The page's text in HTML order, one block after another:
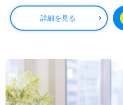
詳細を見る